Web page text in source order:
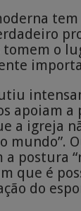
tomem o
apoiam a
a igreja
mundo”.
a postura
que é
do